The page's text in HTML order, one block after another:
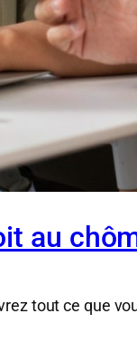
au
tout ce que